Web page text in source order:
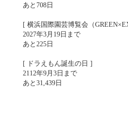
あと708日
[ 横浜国際園芸博覧会（
2027年3月19日まで
あと225日
[ ドラえもん誕生の日 ]
2112年9月3日まで
あと31,439日